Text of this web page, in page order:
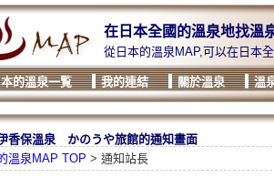
在日本全國的溫泉地找溫
從日本的溫泉MAP,可以在日本
的溫泉一覧 我的連結 關於溫泉 溫
香保溫泉 かのうや旅館的通知畫面
溫泉MAP TOP > 通知站長